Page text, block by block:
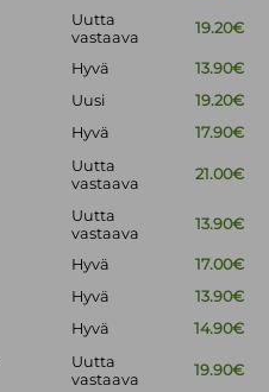
Uutta
vastaava
19.20€
Hyvä
13.90€
Uusi
19.20€
Hyvä
17.90€
Uutta
vastaava
21.00€
Uutta
vastaava
13.90€
Hyvä
17.00€
Hyvä
13.90€
Hyvä
14.90€
Uutta
vastaava
19.90€